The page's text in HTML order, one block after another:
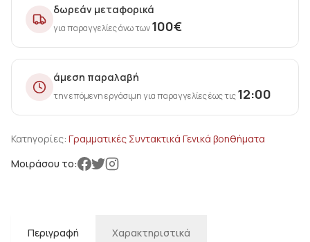
δωρεάν μεταφορικά
για παραγγελίες άνω των100€
άμεση παραλαβή
την επόμενη εργάσιμη για παραγγελίες έως τις12:00
Κατηγορίες: Γραμματικές Συντακτικά Γενικά βοηθήματα
Μοιράσου το:
Περιγραφή Χαρακτηριστικά